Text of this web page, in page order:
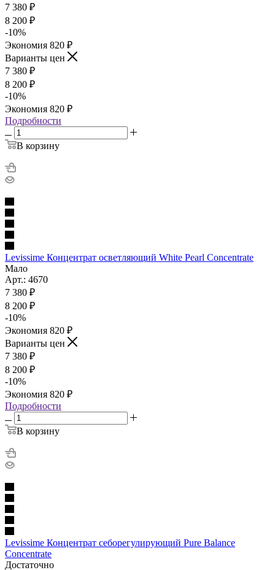
7 380 ₽
8 200 ₽
-10%
Экономия 820 ₽
Варианты цен
7 380 ₽
8 200 ₽
-10%
Экономия 820 ₽
Подробности
В корзину
Levissime Концентрат осветляющий White Pearl Concentrate
Мало
Арт.: 4670
7 380 ₽
8 200 ₽
-10%
Экономия 820 ₽
Варианты цен
7 380 ₽
8 200 ₽
-10%
Экономия 820 ₽
Подробности
В корзину
Levissime Концентрат себорегулирующий Pure Balance
Concentrate
Достаточно